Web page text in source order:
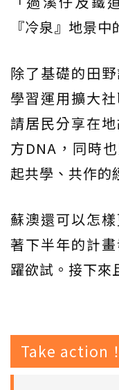
『冷泉』地景
除了基礎的田
學習運用擴大
請居民分享在
方DNA，同時
起共學、共作的
蘇澳還可以怎
著下半年的計
躍欲試。接下來
Take action